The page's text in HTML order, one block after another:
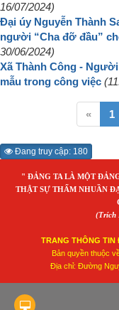
16/07/2024)
Đại úy Nguyễn Thành
người “Cha đỡ đầu”
30/06/2024)
Xã Thành Công -
mẫu trong công việc
« 1
Đang truy cập: 180
" ĐẢNG TA LÀ MỘT
THẬT SỰ THẤM NHUẦN
(Trích
TRANG THÔNG TIN
Bản quyền thuộc
Địa chỉ: Đường